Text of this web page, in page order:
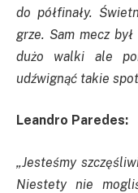
do półfinały.
grze. Sam mecz
dużo walki ale
udźwignąć takie
Leandro Paredes:
„Jesteśmy
Niestety nie